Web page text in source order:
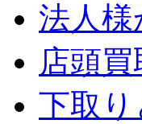
法人様
店頭買
下取